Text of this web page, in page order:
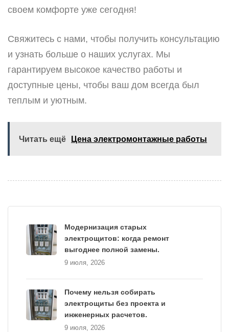
своем комфорте уже сегодня!
Свяжитесь с нами, чтобы получить консультацию
и узнать больше о наших услугах. Мы
гарантируем высокое качество работы и
доступные цены, чтобы ваш дом всегда был
теплым и уютным.
Читать ещё Цена электромонтажные работы
Модернизация старых
электрощитов: когда ремонт
выгоднее полной замены.
9 июля, 2026
Почему нельзя собирать
электрощиты без проекта и
инженерных расчетов.
9 июля, 2026